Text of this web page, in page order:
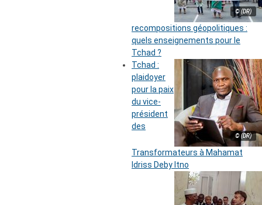
© (DR)
recompositions géopolitiques :
quels enseignements pour le
Tchad ?
© (DR)
Tchad :
plaidoyer
pour la paix
du vice-
président
des
Transformateurs à Mahamat
Idriss Deby Itno